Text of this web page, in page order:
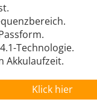
Technologie.
Akkulaufzeit.
Klick hier